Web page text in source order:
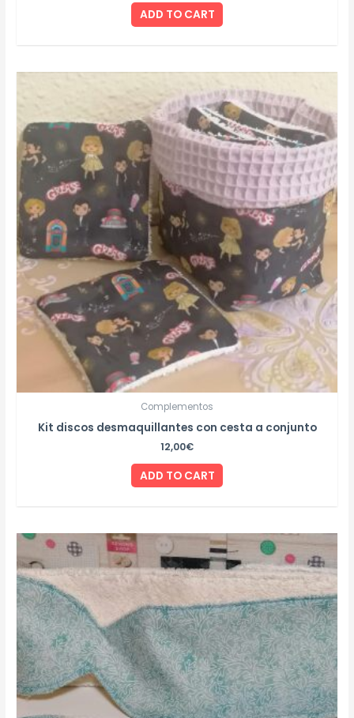
ADD TO CART
Complementos
Kit discos desmaquillantes con cesta a conjunto
12,00€
ADD TO CART